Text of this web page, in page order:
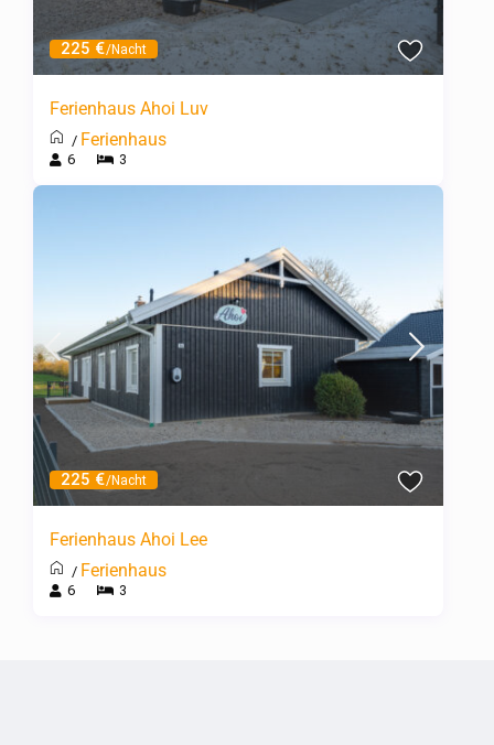
225 €/Nacht
Ferienhaus Ahoi Luv
/ Ferienhaus
6 3
225 €/Nacht
Ferienhaus Ahoi Lee
/ Ferienhaus
6 3